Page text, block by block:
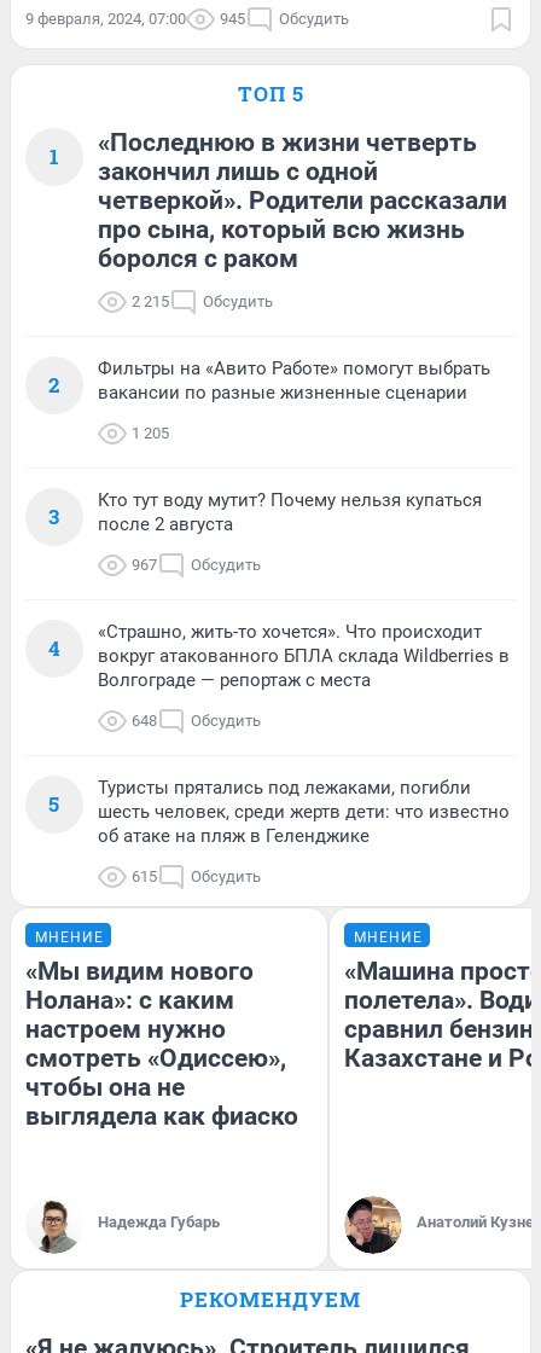
9 февраля, 2024, 07:00 945 Обсудить
ТОП 5
1
«Последнюю в жизни четверть
закончил лишь с одной
четверкой». Родители рассказали
про сына, который всю жизнь
боролся с раком
2 215 Обсудить
2
Фильтры на «Авито Работе» помогут выбрать
вакансии по разные жизненные сценарии
1 205
3
Кто тут воду мутит? Почему нельзя купаться
после 2 августа
967 Обсудить
4
«Страшно, жить-то хочется». Что происходит
вокруг атакованного БПЛА склада Wildberries в
Волгограде — репортаж с места
648 Обсудить
5
Туристы прятались под лежаками, погибли
шесть человек, среди жертв дети: что известно
об атаке на пляж в Геленджике
615 Обсудить
МНЕНИЕ
«Мы видим нового
Нолана»: с каким
настроем нужно
смотреть «Одиссею»,
чтобы она не
выглядела как фиаско
Надежда Губарь
МНЕНИЕ
«Машина
полетела».
сравнил бензин
Казахстане и
Анатолий
РЕКОМЕНДУЕМ